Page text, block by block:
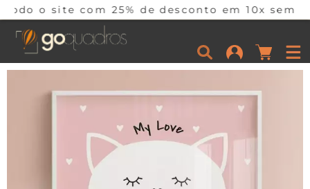
25% de desconto em 10x sem juros por